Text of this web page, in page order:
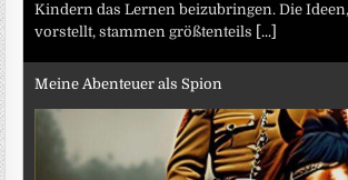
Kindern das Lernen beizubringen. Die
vorstellt, stammen größtenteils [...]
Meine Abenteuer als Spion